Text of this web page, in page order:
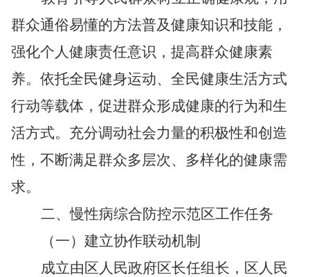
群众通俗易懂的方法普及健康知识和技能，
强化个人健康责任意识，提高群众健康素
养。依托全民健身运动、全民健康生活方式
行动等载体，促进群众形成健康的行为和生
活方式。充分调动社会力量的积极性和创造
性，不断满足群众多层次、多样化的健康需
求。
二、慢性病综合防控示范区工作任务
（一）建立协作联动机制
成立由区人民政府区长任组长，区人民